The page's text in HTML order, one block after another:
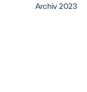
Archiv 2023